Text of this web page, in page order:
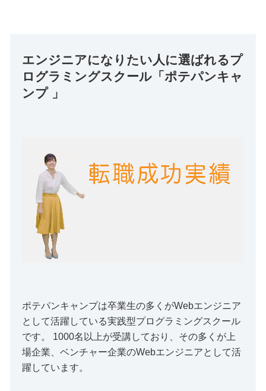
エンジニアになりたい人に選ばれるプ
ログラミングスクール「ポテパンキャ
ンプ 」
ポテパンキャンプは卒業生の多くがWebエンジニア
として活躍している実践型プログラミングスクール
です。 1000名以上が受講しており、その多くが上
場企業、ベンチャー企業のWebエンジニアとして活
躍しています。